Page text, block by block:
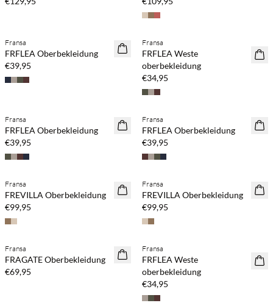
NEUHEITEN
Fransa
FRFLEA Oberbekleidung
€39,95
NEUHEITEN
Fransa
FRFLEA Weste
oberbekleidung
€34,95
NEUHEITEN
Fransa
FRFLEA Oberbekleidung
€39,95
NEUHEITEN
Fransa
FRFLEA Oberbekleidung
€39,95
NEUHEITEN
Fransa
FREVILLA Oberbekleidung
€99,95
NEUHEITEN
Fransa
FREVILLA Oberbekleidung
€99,95
NEUHEITEN
Fransa
FRAGATE Oberbekleidung
€69,95
NEUHEITEN
Fransa
FRFLEA Weste
oberbekleidung
€34,95